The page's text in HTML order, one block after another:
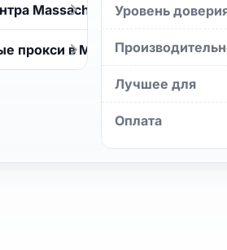
Massachusetts
прокси в Massachusetts
Уровень
Лучшее для
Оплата